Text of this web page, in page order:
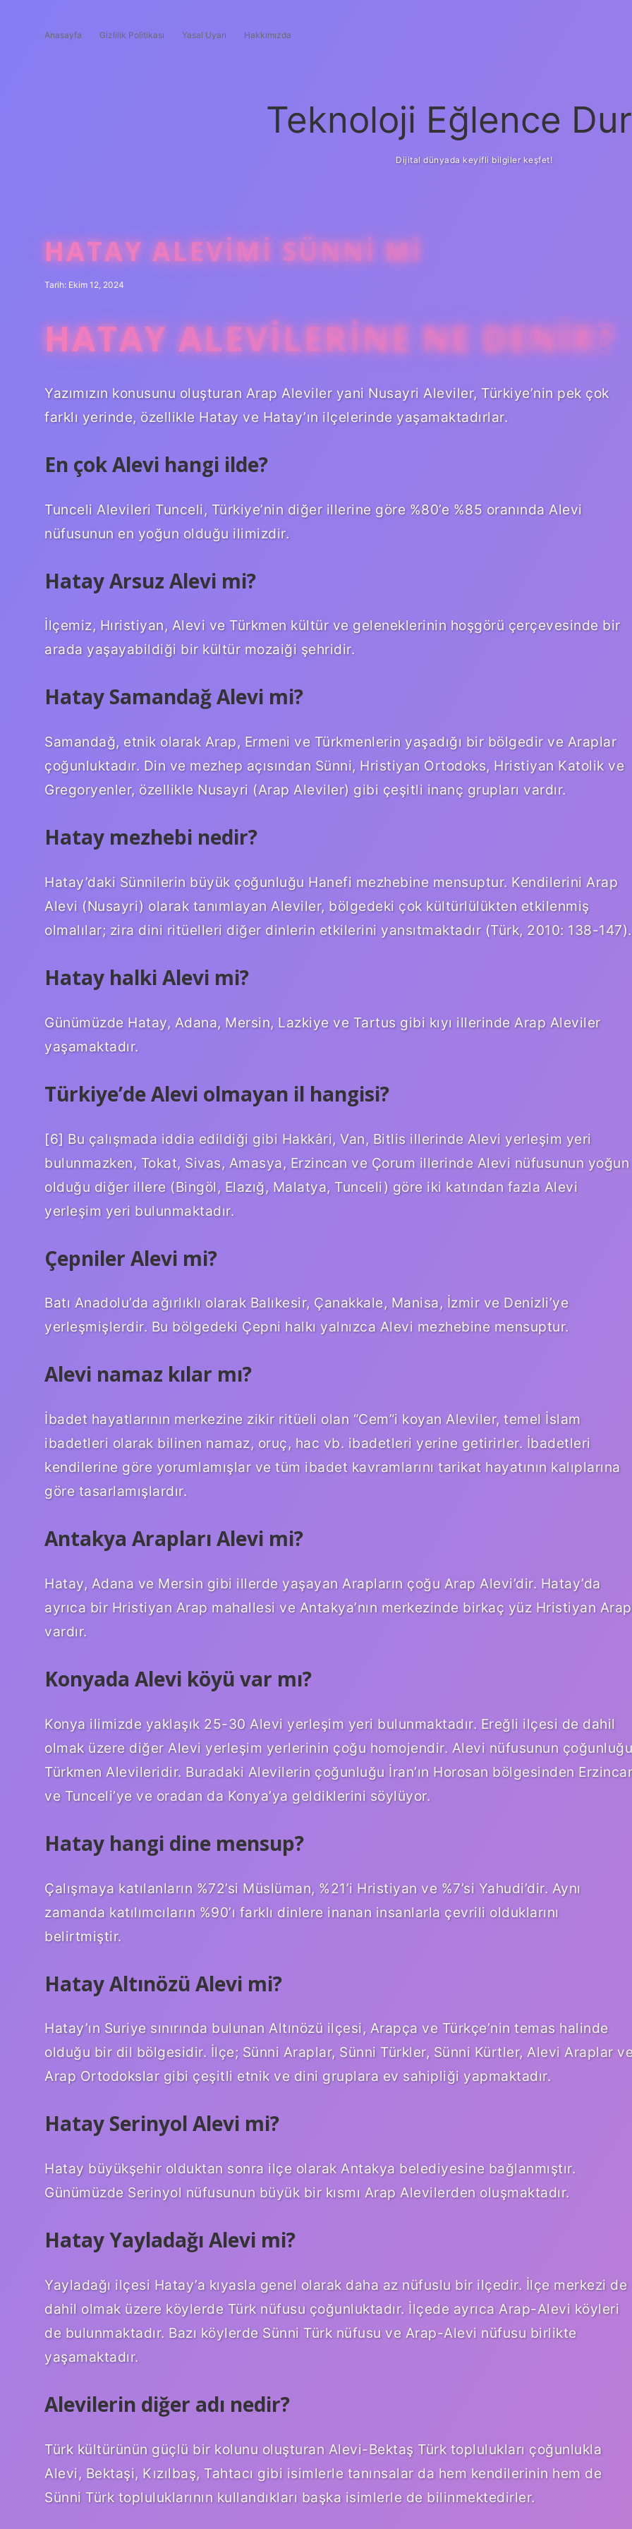
Anasayfa Gizlilik Politikası Yasal Uyarı Hakkımızda
Teknoloji Eğlence
Dijital dünyada keyifli bilgiler keşfet!
HATAY ALEVIMI SÜNNI MI
Tarih: Ekim 12, 2024
HATAY ALEVILERINE NE DENIR?
Yazımızın konusunu oluşturan Arap Aleviler yani Nusayri Aleviler, Türkiye’nin pek çok
farklı yerinde, özellikle Hatay ve Hatay’ın ilçelerinde yaşamaktadırlar.
En çok Alevi hangi ilde?
Tunceli Alevileri Tunceli, Türkiye’nin diğer illerine göre %80’e %85 oranında Alevi
nüfusunun en yoğun olduğu ilimizdir.
Hatay Arsuz Alevi mi?
İlçemiz, Hıristiyan, Alevi ve Türkmen kültür ve geleneklerinin hoşgörü çerçevesinde bir
arada yaşayabildiği bir kültür mozaiği şehridir.
Hatay Samandağ Alevi mi?
Samandağ, etnik olarak Arap, Ermeni ve Türkmenlerin yaşadığı bir bölgedir ve Araplar
çoğunluktadır. Din ve mezhep açısından Sünni, Hristiyan Ortodoks, Hristiyan Katolik ve
Gregoryenler, özellikle Nusayri (Arap Aleviler) gibi çeşitli inanç grupları vardır.
Hatay mezhebi nedir?
Hatay’daki Sünnilerin büyük çoğunluğu Hanefi mezhebine mensuptur. Kendilerini Arap
Alevi (Nusayri) olarak tanımlayan Aleviler, bölgedeki çok kültürlülükten etkilenmiş
olmalılar; zira dini ritüelleri diğer dinlerin etkilerini yansıtmaktadır (Türk, 2010: 138-147).
Hatay halki Alevi mi?
Günümüzde Hatay, Adana, Mersin, Lazkiye ve Tartus gibi kıyı illerinde Arap Aleviler
yaşamaktadır.
Türkiye’de Alevi olmayan il hangisi?
[6] Bu çalışmada iddia edildiği gibi Hakkâri, Van, Bitlis illerinde Alevi yerleşim yeri
bulunmazken, Tokat, Sivas, Amasya, Erzincan ve Çorum illerinde Alevi nüfusunun yoğun
olduğu diğer illere (Bingöl, Elazığ, Malatya, Tunceli) göre iki katından fazla Alevi
yerleşim yeri bulunmaktadır.
Çepniler Alevi mi?
Batı Anadolu’da ağırlıklı olarak Balıkesir, Çanakkale, Manisa, İzmir ve Denizli’ye
yerleşmişlerdir. Bu bölgedeki Çepni halkı yalnızca Alevi mezhebine mensuptur.
Alevi namaz kılar mı?
İbadet hayatlarının merkezine zikir ritüeli olan “Cem”i koyan Aleviler, temel İslam
ibadetleri olarak bilinen namaz, oruç, hac vb. ibadetleri yerine getirirler. İbadetleri
kendilerine göre yorumlamışlar ve tüm ibadet kavramlarını tarikat hayatının kalıplarına
göre tasarlamışlardır.
Antakya Arapları Alevi mi?
Hatay, Adana ve Mersin gibi illerde yaşayan Arapların çoğu Arap Alevi’dir. Hatay’da
ayrıca bir Hristiyan Arap mahallesi ve Antakya’nın merkezinde birkaç yüz Hristiyan Arap
vardır.
Konyada Alevi köyü var mı?
Konya ilimizde yaklaşık 25-30 Alevi yerleşim yeri bulunmaktadır. Ereğli ilçesi de dahil
olmak üzere diğer Alevi yerleşim yerlerinin çoğu homojendir. Alevi nüfusunun çoğunluğu
Türkmen Alevileridir. Buradaki Alevilerin çoğunluğu İran’ın Horosan bölgesinden
ve Tunceli’ye ve oradan da Konya’ya geldiklerini söylüyor.
Hatay hangi dine mensup?
Çalışmaya katılanların %72’si Müslüman, %21’i Hristiyan ve %7’si Yahudi’dir. Aynı
zamanda katılımcıların %90’ı farklı dinlere inanan insanlarla çevrili olduklarını
belirtmiştir.
Hatay Altınözü Alevi mi?
Hatay’ın Suriye sınırında bulunan Altınözü ilçesi, Arapça ve Türkçe’nin temas halinde
olduğu bir dil bölgesidir. İlçe; Sünni Araplar, Sünni Türkler, Sünni Kürtler, Alevi Araplar
Arap Ortodokslar gibi çeşitli etnik ve dini gruplara ev sahipliği yapmaktadır.
Hatay Serinyol Alevi mi?
Hatay büyükşehir olduktan sonra ilçe olarak Antakya belediyesine bağlanmıştır.
Günümüzde Serinyol nüfusunun büyük bir kısmı Arap Alevilerden oluşmaktadır.
Hatay Yayladağı Alevi mi?
Yayladağı ilçesi Hatay’a kıyasla genel olarak daha az nüfuslu bir ilçedir. İlçe merkezi de
dahil olmak üzere köylerde Türk nüfusu çoğunluktadır. İlçede ayrıca Arap-Alevi köyleri
de bulunmaktadır. Bazı köylerde Sünni Türk nüfusu ve Arap-Alevi nüfusu birlikte
yaşamaktadır.
Alevilerin diğer adı nedir?
Türk kültürünün güçlü bir kolunu oluşturan Alevi-Bektaş Türk toplulukları çoğunlukla
Alevi, Bektaşi, Kızılbaş, Tahtacı gibi isimlerle tanınsalar da hem kendilerinin hem de
Sünni Türk topluluklarının kullandıkları başka isimlerle de bilinmektedirler.